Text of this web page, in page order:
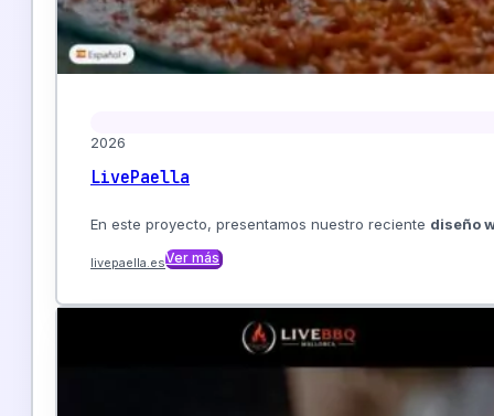
2026
LivePaella
En este proyecto, presentamos nuestro reciente diseño
livepaella.esVer más